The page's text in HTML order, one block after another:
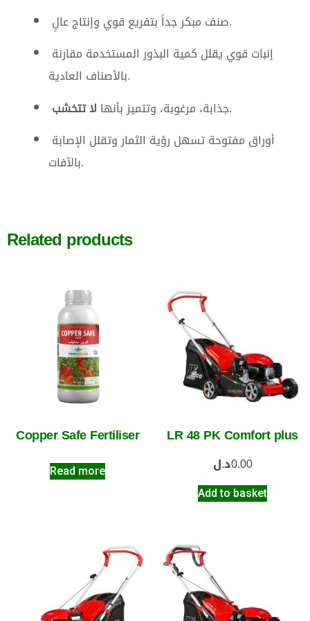
صنف مبكر جداً بتفريع قوي وإنتاج عالٍ.
بالأصناف العادية.
جذابة، مرغوبة، وتتميز بأنها لا تتخشب
.
بالآفات.
Related products
Copper Safe Fertiliser
Read more
LR 48 PK Comfort plus
0.00د.ل
Add to basket